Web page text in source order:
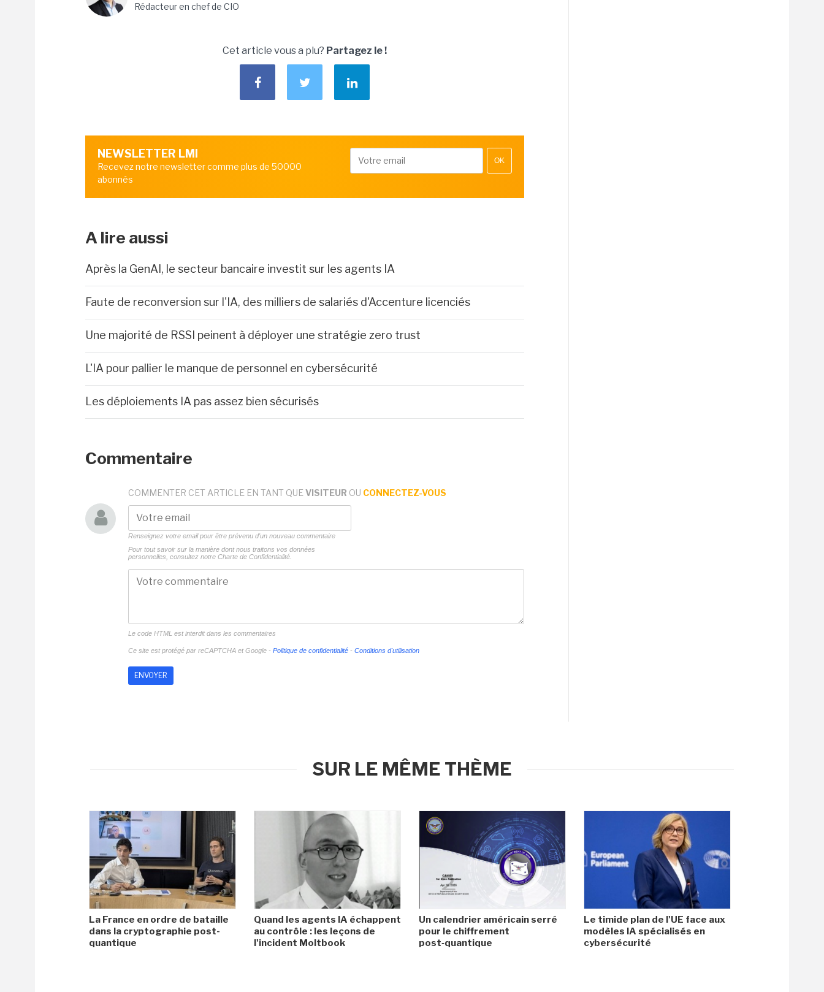
Rédacteur en chef de CIO
Cet article vous a plu? Partagez le !
NEWSLETTER LMI
Recevez notre newsletter comme plus de 50000
abonnés
OK
A lire aussi
Après la GenAI, le secteur bancaire investit sur les agents IA
Faute de reconversion sur l'IA, des milliers de salariés d'Accenture licenciés
Une majorité de RSSI peinent à déployer une stratégie zero trust
L'IA pour pallier le manque de personnel en cybersécurité
Les déploiements IA pas assez bien sécurisés
Commentaire
COMMENTER CET ARTICLE EN TANT QUE VISITEUR OU CONNECTEZ-VOUS
Renseignez votre email pour être prévenu d'un nouveau commentaire
Pour tout savoir sur la manière dont nous traitons vos données
personnelles, consultez notre Charte de Confidentialité.
Le code HTML est interdit dans les commentaires
Ce site est protégé par reCAPTCHA et Google - Politique de confidentialité - Conditions d'utilisation
SUR LE MÊME THÈME
La France en ordre de bataille
dans la cryptographie post-
quantique
Quand les agents IA échappent
au contrôle : les leçons de
l'incident Moltbook
Un calendrier américain serré
pour le chiffrement
post‑quantique
Le timide plan de l'UE face aux
modèles IA spécialisés en
cybersécurité